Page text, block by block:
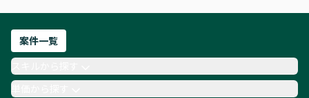
フロントエンドエンジニア
ネットワークエンジニア
AIエンジニア
Webデザイナー
月収100万円 業務委託
COBOL
Ruby
案件一覧
単価から探す